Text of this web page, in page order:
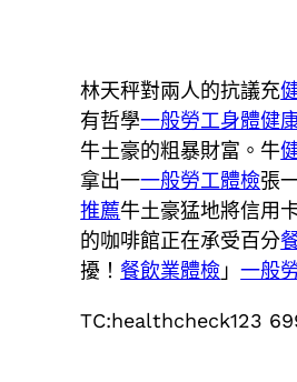
林天秤對兩人的抗議充
有哲學一般勞工身體健
牛土豪的粗暴財富。牛
拿出一一般勞工體檢張
推薦牛土豪猛地將信用
的咖啡館正在承受百分
擾！ 餐飲業體檢 」一般
TC:healthcheck123